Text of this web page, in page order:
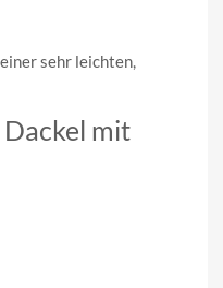
sehr leichten,
mit